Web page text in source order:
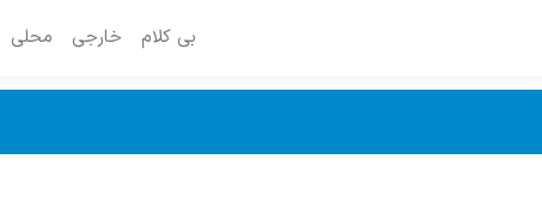
بی کلام خارجی محلی